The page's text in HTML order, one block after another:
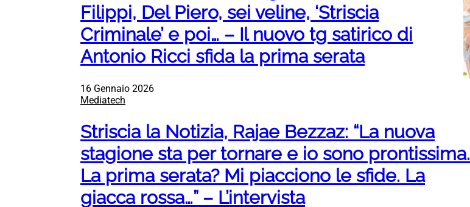
Filippi, Del Piero, sei veline, ‘Striscia
Criminale’ e poi… – Il nuovo tg satirico di
Antonio Ricci sfida la prima serata
16 Gennaio 2026
Mediatech
Striscia la Notizia, Rajae Bezzaz: “La nuova
stagione sta per tornare e io sono prontissima.
La prima serata? Mi piacciono le sfide. La
giacca rossa…” – L’intervista